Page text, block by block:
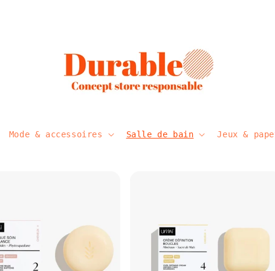
Mode & accessoires Salle de bain Jeux &